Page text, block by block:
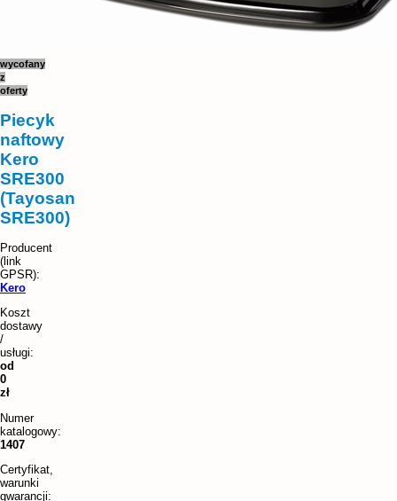
wycofany
z
oferty
Piecyk
naftowy
Kero
SRE300
(Tayosan
SRE300)
Kero
Koszt
dostawy
/
usługi:
od
0
zł
Numer
katalogowy:
1407
Certyfikat,
warunki
gwarancji: